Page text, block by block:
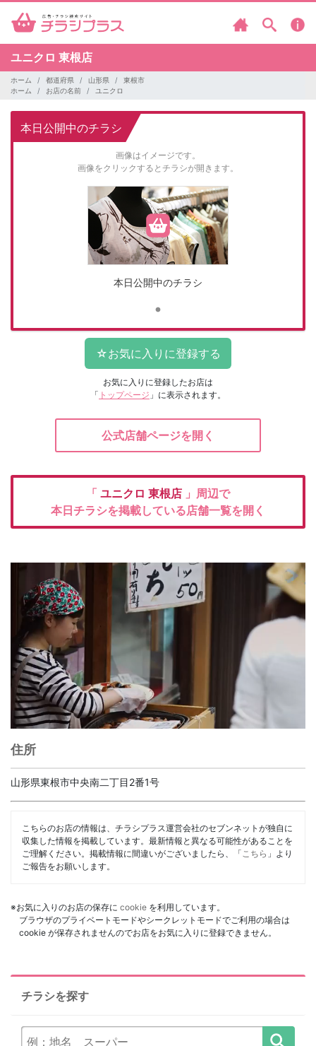
ユニクロ 東根店
ホーム 都道府県 山形県
東根市
ホーム
お店の名前 ユニクロ
本日公開中のチラシ
画像はイメージです。
画像をクリックするとチラシが開きます。
本日公開中のチラシ
お気に入りに登録したお店は
「 トップページ 」に表示されます。
公式店舗ページを開く
「 ユニクロ 東根店 」周辺で
本日チラシを掲載している店舗一覧を開く
住所
山形県東根市中央南二丁目2番1号
こちらのお店の情報は、チラシプラス運営会社のセブンネットが独自に
収集した情報を掲載しています。最新情報と異なる可能性があることを
ご理解ください。掲載情報に間違いがございましたら、「 こちら 」より
ご報告をお願いします。
※お気に入りのお店の保存に cookie を利用しています。
ブラウザのプライベートモードやシークレットモードでご利用の場合は
cookie が保存されませんのでお店をお気に入りに登録できません。
チラシを探す